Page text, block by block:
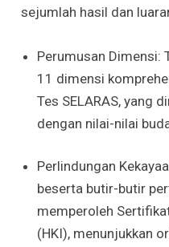
sejumlah hasil dan
Perumusan Dimensi:
11 dimensi
Tes SELARAS, yang
dengan nilai-nilai
Perlindungan
beserta butir-butir
memperoleh
(HKI), menunjukkan